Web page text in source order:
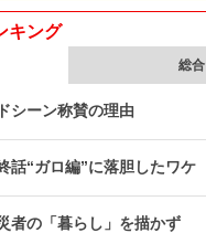
キング
総合
シーン称賛の理由
話“ガロ編”に落胆したワケ
者の「暮らし」を描かず